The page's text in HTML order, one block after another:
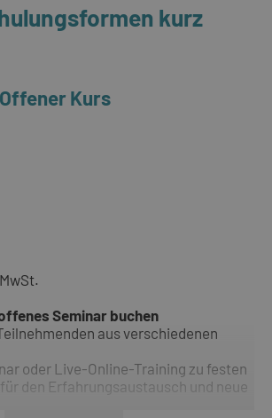
kurz
Offener Kurs
Seminar buchen
aus verschiedenen
oder Live-Online-Training zu festen
den Erfahrungsaustausch und neue